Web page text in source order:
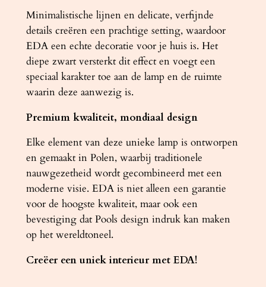
Minimalistische lijnen en delicate, verfijnde
details creëren een prachtige setting, waardoor
EDA een echte decoratie voor je huis is. Het
diepe zwart versterkt dit effect en voegt een
speciaal karakter toe aan de lamp en de ruimte
waarin deze aanwezig is.
Premium kwaliteit, mondiaal design
Elke element van deze unieke lamp is ontworpen
en gemaakt in Polen, waarbij traditionele
nauwgezetheid wordt gecombineerd met een
moderne visie. EDA is niet alleen een garantie
voor de hoogste kwaliteit, maar ook een
bevestiging dat Pools design indruk kan maken
op het wereldtoneel.
Creëer een uniek interieur met EDA!